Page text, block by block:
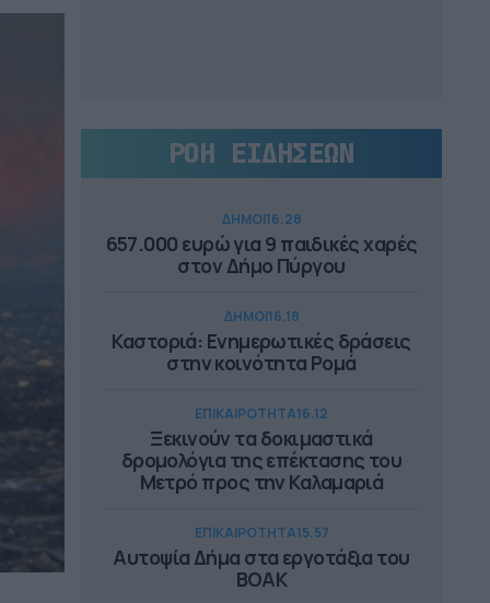
ΡΟΗ ΕΙΔΗΣΕΩΝ
ΔΗΜΟΙ16.28
657.000 ευρώ για 9 παιδικές χαρές
στον Δήμο Πύργου
ΔΗΜΟΙ16.18
Καστοριά: Ενημερωτικές δράσεις
στην κοινότητα Ρομά
ΕΠΙΚΑΙΡΟΤΗΤΑ16.12
Ξεκινούν τα δοκιμαστικά
δρομολόγια της επέκτασης του
Μετρό προς την Καλαμαριά
ΕΠΙΚΑΙΡΟΤΗΤΑ15.57
Αυτοψία Δήμα στα εργοτάξια του
ΒΟΑΚ